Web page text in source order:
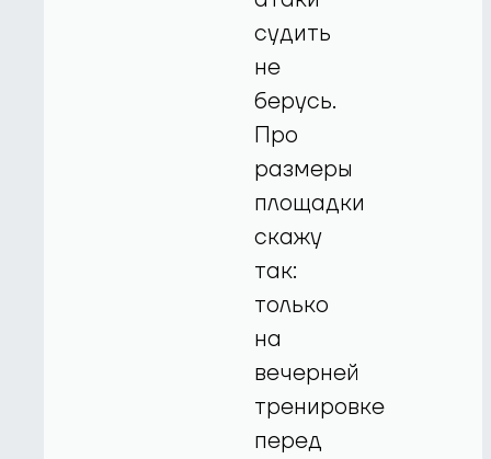
судить
не
берусь.
Про
размеры
площадки
скажу
так:
только
на
вечерней
тренировке
перед